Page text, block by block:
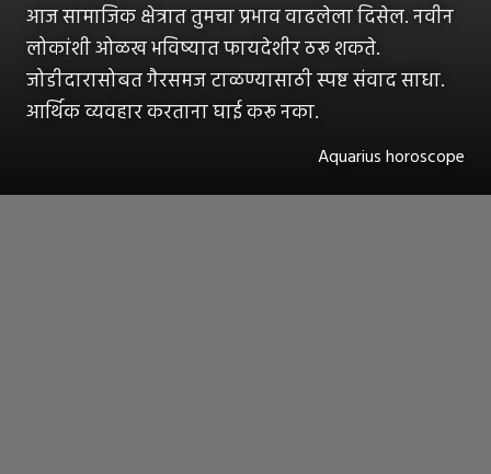
आज सामाजिक क्षेत्रात तुमचा प्रभाव वाढलेला दिसेल. नवीन
लोकांशी ओळख भविष्यात फायदेशीर ठरू शकते.
जोडीदारासोबत गैरसमज टाळण्यासाठी स्पष्ट संवाद साधा.
आर्थिक व्यवहार करताना घाई करू नका.
Aquarius horoscope